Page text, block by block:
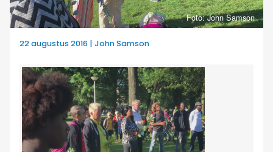
Foto: John Samson
22 augustus 2016 | John Samson